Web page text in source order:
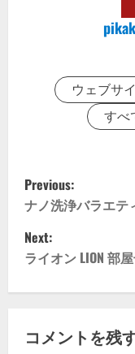
ウェブサ
すべ
P
o
s
Previous:
ナノ洗浄バラエテ
Next:
ライオン LION 部
コメントを残